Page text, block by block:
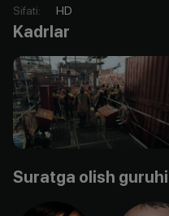
Sifati: HD
Kadrlar
Suratga olish guruhi